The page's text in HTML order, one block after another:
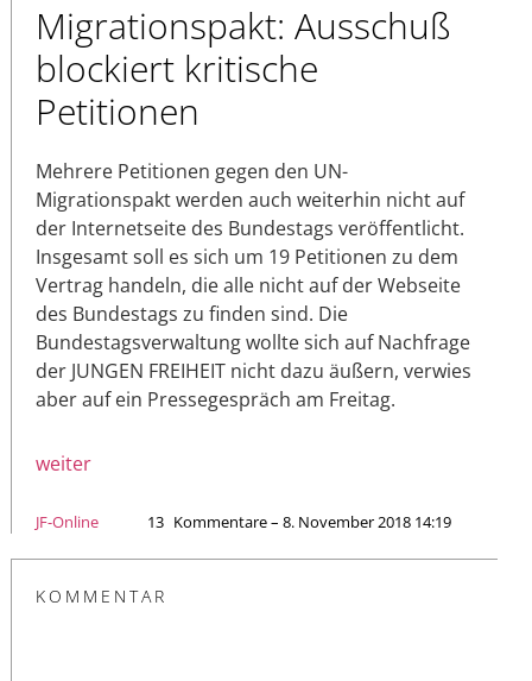
Migrationspakt: Ausschuß
blockiert kritische
Petitionen
Mehrere Petitionen gegen den UN-
Migrationspakt werden auch weiterhin nicht auf
der Internetseite des Bundestags veröffentlicht.
Insgesamt soll es sich um 19 Petitionen zu dem
Vertrag handeln, die alle nicht auf der Webseite
des Bundestags zu finden sind. Die
Bundestagsverwaltung wollte sich auf Nachfrage
der JUNGEN FREIHEIT nicht dazu äußern, verwies
aber auf ein Pressegespräch am Freitag.
weiter
JF-Online 13 Kommentare – 8. November 2018 14:19
KOMMENTAR